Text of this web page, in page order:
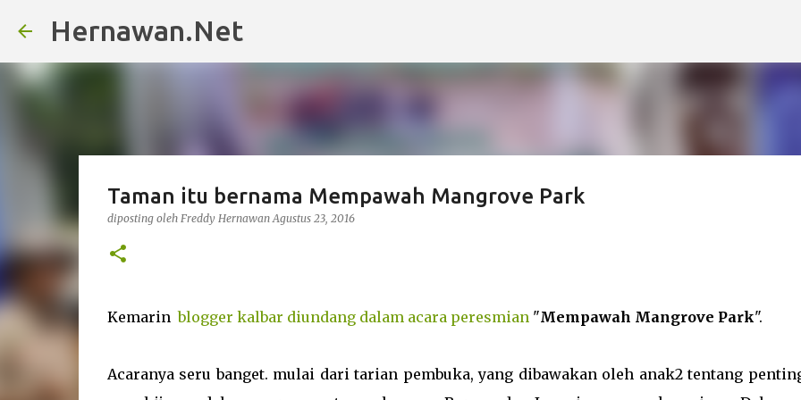
Hernawan.Net
Taman itu bernama Mempawah Mangrove Park
diposting oleh Freddy Hernawan Agustus 23, 2016
Kemarinblogger kalbar diundang dalam acara peresmian"Mempawah Mangrove Park".
Acaranya seru banget. mulai dari tarian pembuka, yang dibawakan oleh anak2 tentang